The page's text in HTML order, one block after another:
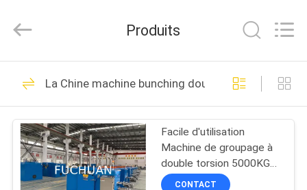
ACCUEIL
PRODUITS
VIDÉOS
Electrical
All
Reserved.
Câblage cuivre liant
la machine
124
Produits
La Chine machine bunching double torsion
Facile d'utilisation
Machine de groupage à
double torsion 5000KG
avec peu d'entretien
CONTACT